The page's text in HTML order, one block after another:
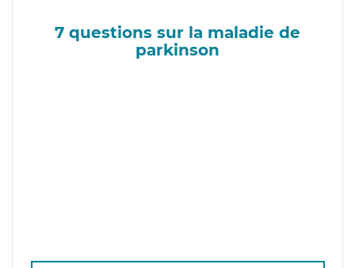
7 questions sur la maladie de
parkinson